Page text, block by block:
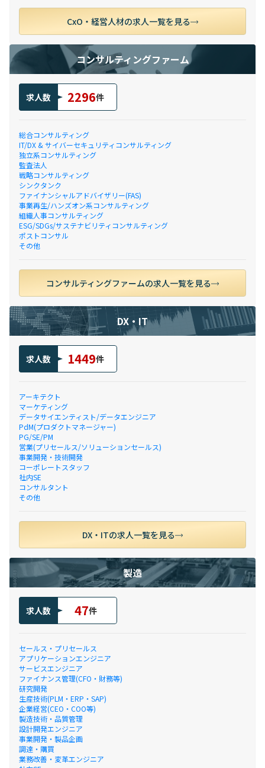
CxO・経営人材の求人一覧を見る
コンサルティングファーム
求人数 2296件
総合コンサルティング
IT/DX & サイバーセキュリティコンサルティング
独立系コンサルティング
監査法人
戦略コンサルティング
シンクタンク
ファイナンシャルアドバイザリー(FAS)
事業再生/ハンズオン系コンサルティング
組織人事コンサルティング
ESG/SDGs/サステナビリティコンサルティング
ポストコンサル
その他
コンサルティングファームの求人一覧を見る
DX・IT
求人数 1449件
アーキテクト
マーケティング
データサイエンティスト/データエンジニア
PdM(プロダクトマネージャー)
PG/SE/PM
営業(プリセールス/ソリューションセールス)
事業開発・技術開発
コーポレートスタッフ
社内SE
コンサルタント
その他
DX・ITの求人一覧を見る
製造
求人数 47件
セールス・プリセールス
アプリケーションエンジニア
サービスエンジニア
ファイナンス管理(CFO・財務等)
研究開発
生産技術(PLM・ERP・SAP)
企業経営(CEO・COO等)
製造技術・品質管理
設計開発エンジニア
事業開発・製品企画
調達・購買
業務改善・変革エンジニア